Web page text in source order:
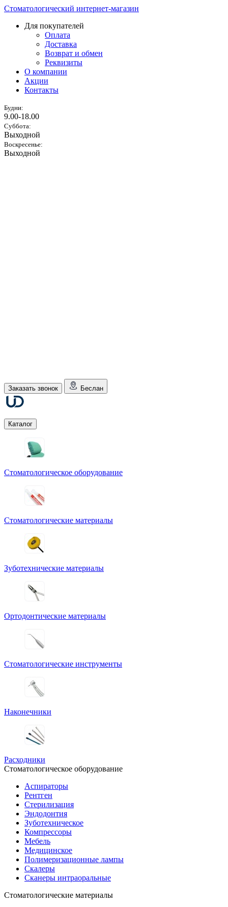
Стоматологический интернет-магазин
Для покупателей
Оплата
Доставка
Возврат и обмен
Реквизиты
О компании
Акции
Контакты
Будни:
9.00-18.00
Суббота:
Выходной
Воскресенье:
Выходной
Заказать звонок Беслан
Каталог
Стоматологическое оборудование
Стоматологические материалы
Зуботехнические материалы
Ортодонтические материалы
Стоматологические инструменты
Наконечники
Расходники
Стоматологическое оборудование
Аспираторы
Рентген
Стерилизация
Эндодонтия
Зуботехническое
Компрессоры
Мебель
Медицинское
Полимеризационные лампы
Скалеры
Сканеры интраоральные
Стоматологические материалы